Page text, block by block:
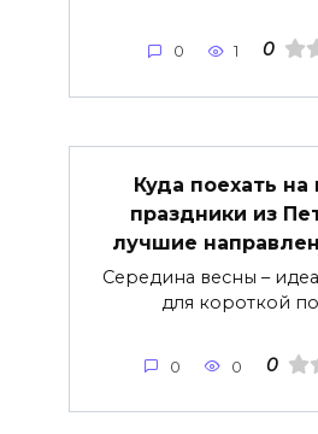
0 1 0
Куда поехать на
праздники из
лучшие
Середина весны –
для короткой
0 0 0